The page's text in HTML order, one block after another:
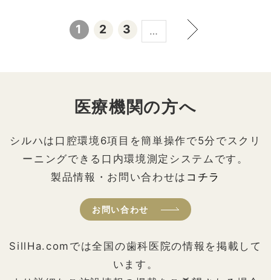
1 2 3 …
医療機関の方へ
シルハは口腔環境6項目を簡単操作で5分でスクリ
ーニングできる口内環境測定システムです。
製品情報・お問い合わせは コチラ
お問い合わせ
SillHa.comでは全国の歯科医院の情報を掲載して
います。